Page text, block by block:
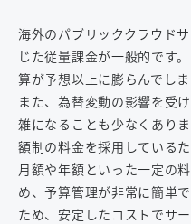
海外のパブリッククラウド
じた従量課金が一般的です
算が予想以上に膨らんでしま
また、為替変動の影響を受
雑になることも少なくあり
額制の料金を採用している
月額や年額といった一定の
め、予算管理が非常に簡単
ため、安定したコストでサ